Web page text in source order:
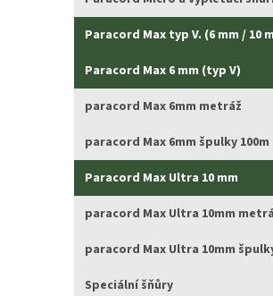
Paracord Max typ V. (6 mm / 10
Paracord Max 6 mm (typ V)
paracord Max 6mm metráž
paracord Max 6mm špulky 100m
Paracord Max Ultra 10 mm
paracord Max Ultra 10mm
paracord Max Ultra 10mm
Speciální šňůry